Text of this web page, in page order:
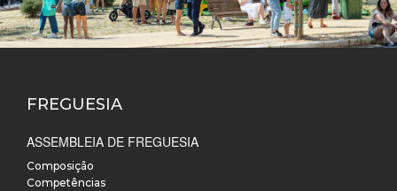
FREGUESIA
ASSEMBLEIA DE FREGUESIA
Composição
Competências